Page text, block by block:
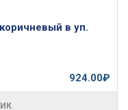
в уп.
924.00₽